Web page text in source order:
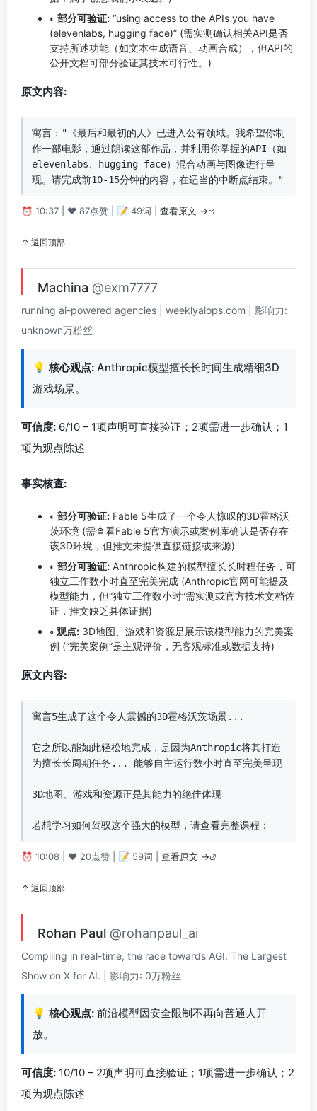
◐ 部分可验证: “using access to the APIs you have
(elevenlabs, hugging face)” (需实测确认相关API是否
支持所述功能（如文本生成语音、动画合成），但API的
公开文档可部分验证其技术可行性。)
原文内容:
寓言："《最后和最初的人》已进入公有领域。我希望你制
作一部电影，通过朗读这部作品，并利用你掌握的API（如
elevenlabs、hugging face）混合动画与图像进行呈
现。请完成前10-15分钟的内容，在适当的中断点结束。"
⏰ 10:37 | ❤️ 87点赞 | 📝 49词 | 查看原文 →
↑ 返回顶部
Machina @exm7777
running ai-powered agencies | weeklyaiops.com | 影响力:
unknown万粉丝
💡 核心观点: Anthropic模型擅长长时间生成精细3D
游戏场景。
可信度: 6/10 – 1项声明可直接验证；2项需进一步确认；1
项为观点陈述
事实核查:
◐ 部分可验证: Fable 5生成了一个令人惊叹的3D霍格沃
茨环境 (需查看Fable 5官方演示或案例库确认是否存在
该3D环境，但推文未提供直接链接或来源)
◐ 部分可验证: Anthropic构建的模型擅长长时程任务，可
独立工作数小时直至完美完成 (Anthropic官网可能提及
模型能力，但“独立工作数小时”需实测或官方技术文档佐
证，推文缺乏具体证据)
◦ 观点: 3D地图、游戏和资源是展示该模型能力的完美案
例 (“完美案例”是主观评价，无客观标准或数据支持)
原文内容:
寓言5生成了这个令人震撼的3D霍格沃茨场景...
它之所以能如此轻松地完成，是因为Anthropic将其打造
为擅长长周期任务... 能够自主运行数小时直至完美呈现
3D地图、游戏和资源正是其能力的绝佳体现
若想学习如何驾驭这个强大的模型，请查看完整课程：
⏰ 10:08 | ❤️ 20点赞 | 📝 59词 | 查看原文 →
↑ 返回顶部
Rohan Paul @rohanpaul_ai
Compiling in real-time, the race towards AGI. The Largest
Show on X for AI. | 影响力: 0万粉丝
💡 核心观点: 前沿模型因安全限制不再向普通人开
放。
可信度: 10/10 – 2项声明可直接验证；1项需进一步确认；2
项为观点陈述